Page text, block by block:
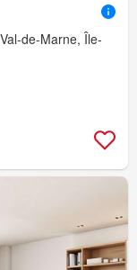
de-Marne, Île-